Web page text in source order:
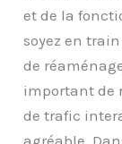
et de la
soyez en
de
important de
de trafic
agréable.